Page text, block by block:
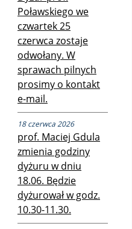
Poławskiego we
czwartek 25
czerwca zostaje
odwołany. W
sprawach pilnych
prosimy o kontakt
e-mail.
18 czerwca 2026
prof. Maciej Gdula
zmienia godziny
dyżuru w dniu
18.06. Będzie
dyżurował w godz.
10.30-11.30.